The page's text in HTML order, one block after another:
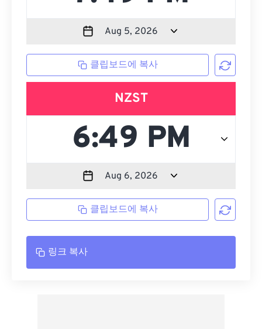
클립보드에 복사
NZST
클립보드에 복사
링크 복사